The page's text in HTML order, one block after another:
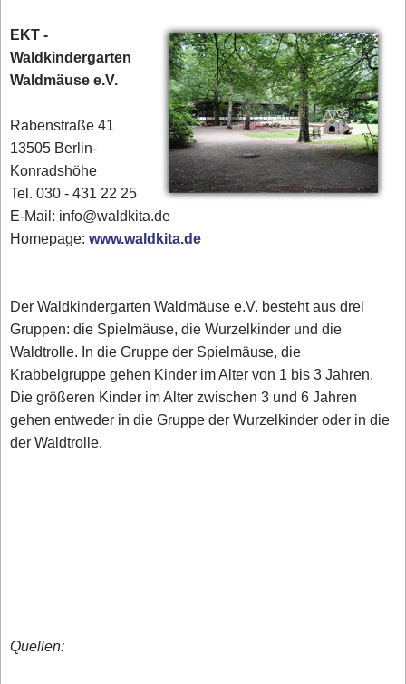
EKT -
Waldkindergarten
Waldmäuse e.V.
Rabenstraße 41
13505 Berlin-
Konradshöhe
Tel. 030 - 431 22 25‎
E-Mail: info@waldkita.de
Homepage:www.waldkita.de
Der Waldkindergarten Waldmäuse e.V. besteht aus drei
Gruppen: die Spielmäuse, die Wurzelkinder und die
Waldtrolle. In die Gruppe der Spielmäuse, die
Krabbelgruppe gehen Kinder im Alter von 1 bis 3 Jahren.
Die größeren Kinder im Alter zwischen 3 und 6 Jahren
gehen entweder in die Gruppe der Wurzelkinder oder in die
der Waldtrolle.
Quellen: